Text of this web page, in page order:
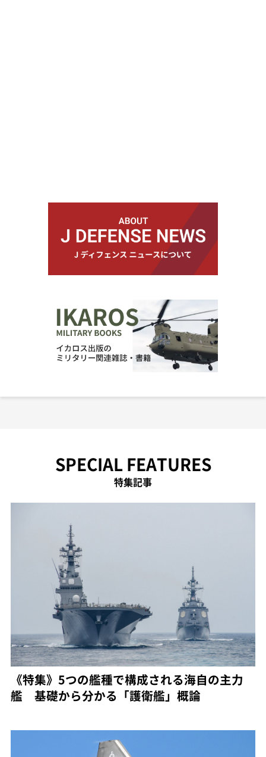
SPECIAL FEATURES
特集記事
《特集》5つの艦種で構成される海自の主力
艦 基礎から分かる「護衛艦」概論